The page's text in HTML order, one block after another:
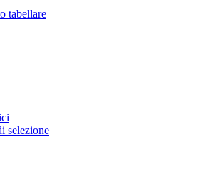
tabellare
selezione